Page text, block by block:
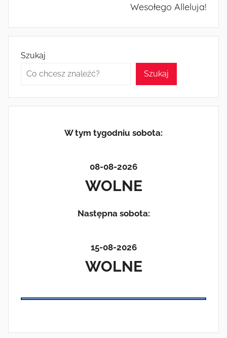
Wesołego Alleluja!
Szukaj
Szukaj
W tym tygodniu sobota:
08-08-2026
WOLNE
Następna sobota:
15-08-2026
WOLNE